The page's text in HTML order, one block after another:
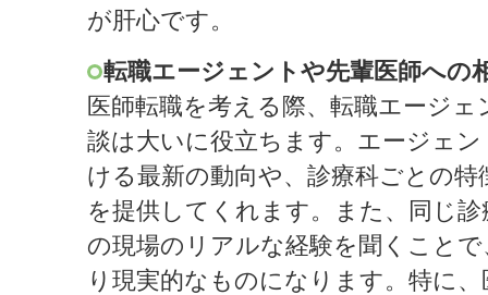
が肝心です。
転職エージェントや先輩医師への
医師転職を考える際、転職エージ
談は大いに役立ちます。エージェ
ける最新の動向や、診療科ごとの
を提供してくれます。また、同じ
の現場のリアルな経験を聞くこと
り現実的なものになります。特に